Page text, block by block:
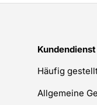
Kundendienst
Häufig
Allgemeine